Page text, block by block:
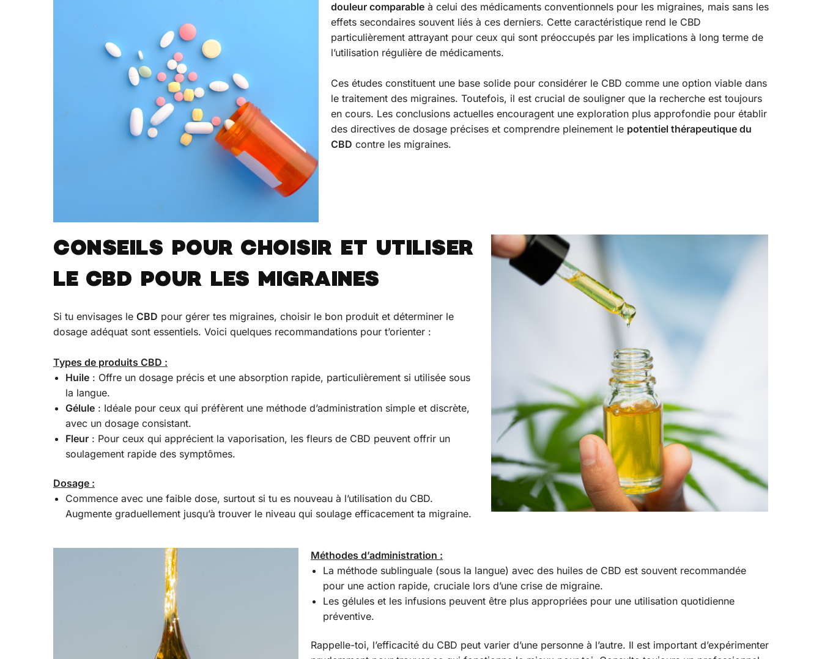
douleur comparableà celui des médicaments conventionnels pour les migraines, mais sans les
effets secondaires souvent liés à ces derniers. Cette caractéristique rend le CBD
particulièrement attrayant pour ceux qui sont préoccupés par les implications à long terme de
l’utilisation régulière de médicaments.
Ces études constituent une base solide pour considérer le CBD comme une option viable dans
le traitement des migraines. Toutefois, il est crucial de souligner que la recherche est toujours
en cours. Les conclusions actuelles encouragent une exploration plus approfondie pour établir
des directives de dosage précises et comprendre pleinement le potentiel thérapeutique du
CBD contre les migraines.
CONSEILS POUR CHOISIR ET UTILISER
LE CBD POUR LES MIGRAINES
Si tu envisages le CBD pour gérer tes migraines, choisir le bon produit et déterminer le
dosage adéquat sont essentiels. Voici quelques recommandations pour t’orienter :
Types de produits CBD :
Huile : Offre un dosage précis et une absorption rapide, particulièrement si utilisée sous
la langue.
Gélule : Idéale pour ceux qui préfèrent une méthode d’administration simple et discrète,
avec un dosage consistant.
Fleur : Pour ceux qui apprécient la vaporisation, les fleurs de CBD peuvent offrir un
soulagement rapide des symptômes.
Dosage :
Commence avec une faible dose, surtout si tu es nouveau à l’utilisation du CBD.
Augmente graduellement jusqu’à trouver le niveau qui soulage efficacement ta migraine.
Méthodes d’administration :
La méthode sublinguale (sous la langue) avec des huiles de CBD est souvent recommandée
pour une action rapide, cruciale lors d’une crise de migraine.
Les gélules et les infusions peuvent être plus appropriées pour une utilisation quotidienne
préventive.
Rappelle-toi, l’efficacité du CBD peut varier d’une personne à l’autre. Il est important d’expérimenter